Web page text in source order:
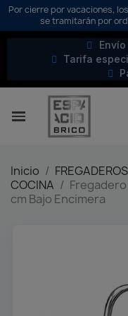
Por cierre por vacaciones,
se tramitarán por
Tarifa
Inicio
COCINA
cm Bajo Encimera